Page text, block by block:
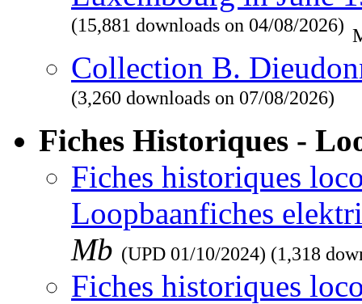
(15,881 downloads on 04/08/2026)
Collection B.
(3,260 downloads on 07/08/2026)
Fiches Historiques -
Fiches historiques
Loopbaanfiches
Mb (UPD 01/10/2024) (1,318
Fiches historiques